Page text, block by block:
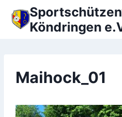
Inhalt
springenKöndringen
Maihock_01